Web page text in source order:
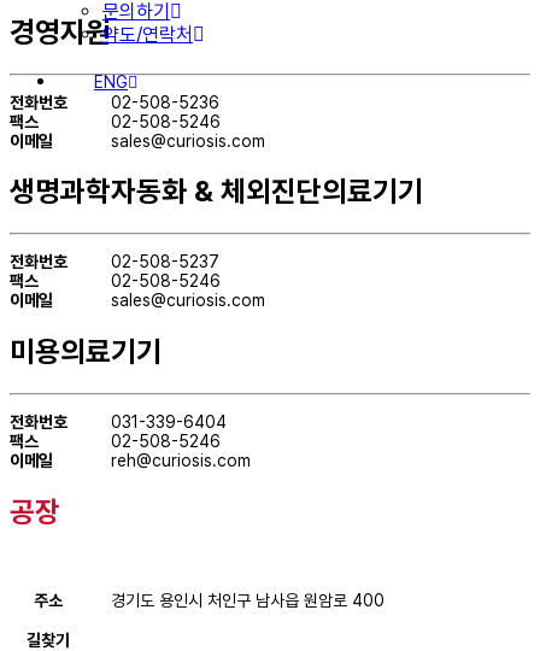
문의하기
약도/연락처
ENG
경영지원
전화번호
02-508-5236
팩스
02-508-5246
이메일
sales@curiosis.com
생명과학자동화 & 체외진단의료기기
전화번호
02-508-5237
팩스
02-508-5246
이메일
sales@curiosis.com
미용의료기기
전화번호
031-339-6404
팩스
02-508-5246
이메일
reh@curiosis.com
공장
주소 경기도 용인시 처인구 남사읍 원암로 400
길찾기